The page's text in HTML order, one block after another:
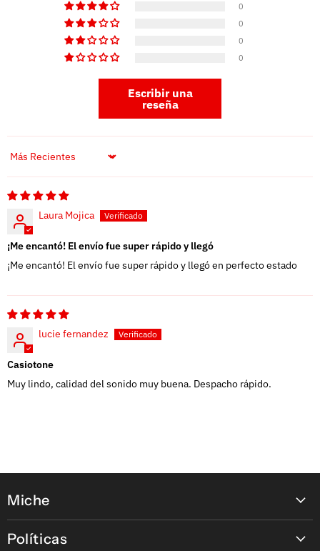
0
0
0
0
Escribir una
reseña
Sort by
Laura Mojica
¡Me encantó! El envío fue super rápido y llegó
¡Me encantó! El envío fue super rápido y llegó en perfecto estado
lucie fernandez
Casiotone
Muy lindo, calidad del sonido muy buena. Despacho rápido.
Miche
Políticas